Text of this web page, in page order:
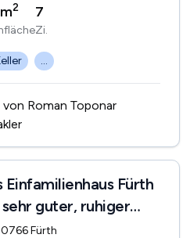
2 7
Zi.
...
Roman Toponar
Einfamilienhaus Fürth
guter, ruhiger
Fürth